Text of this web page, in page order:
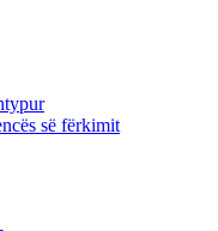
së fërkimit